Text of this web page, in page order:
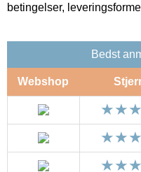
betingelser,
Bedst
Webshop